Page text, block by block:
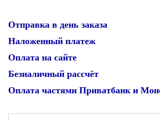
Отправка в день заказа
Наложенный платеж
Оплата на сайте
Безналичный рассчёт
Оплата частями Приватбанк и